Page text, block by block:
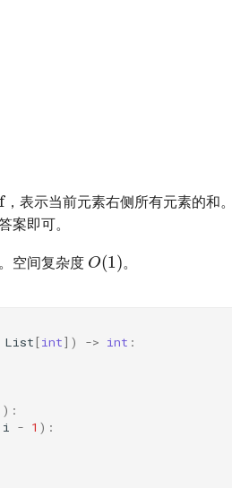
，表示当前元素右侧所有元素的和
案即可。
空间复杂度
O (1)
。
List[int]) -> int :
):
i - 1 ):